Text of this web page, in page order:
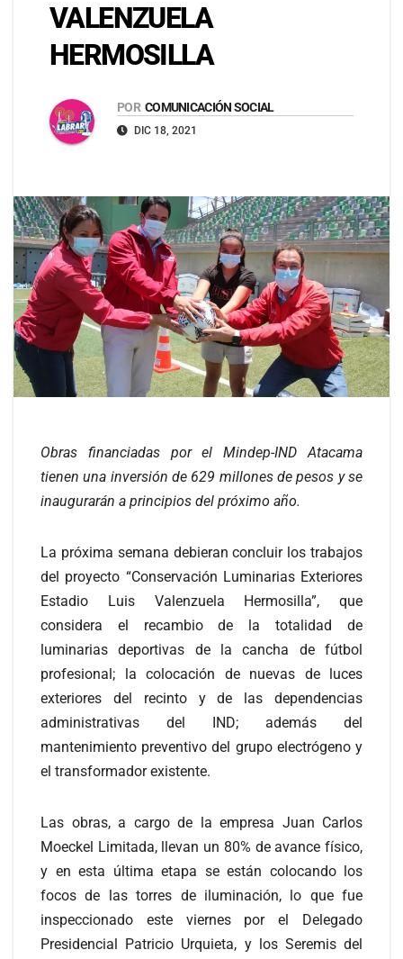
VALENZUELA
HERMOSILLA
POR COMUNICACIÓN SOCIAL
DIC 18, 2021
Obras financiadas por el Mindep-IND Atacama
tienen una inversión de 629 millones de pesos y se
inaugurarán a principios del próximo año.
La próxima semana debieran concluir los trabajos
del proyecto “Conservación Luminarias Exteriores
Estadio Luis Valenzuela Hermosilla”, que
considera el recambio de la totalidad de
luminarias deportivas de la cancha de fútbol
profesional; la colocación de nuevas de luces
exteriores del recinto y de las dependencias
administrativas del IND; además del
mantenimiento preventivo del grupo electrógeno y
el transformador existente.
Las obras, a cargo de la empresa Juan Carlos
Moeckel Limitada, llevan un 80% de avance físico,
y en esta última etapa se están colocando los
focos de las torres de iluminación, lo que fue
inspeccionado este viernes por el Delegado
Presidencial Patricio Urquieta, y los Seremis del